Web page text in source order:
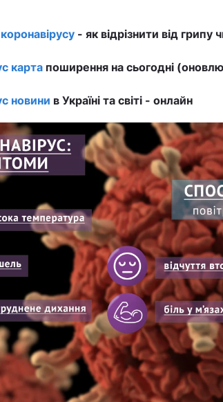
- як відрізнити від грипу
карта поширення на сьогодні
новини в Україні та світі - онлайн